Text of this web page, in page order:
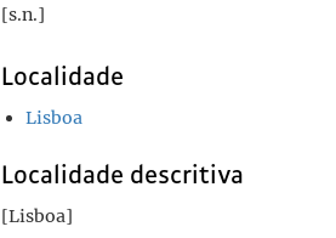
[s.n.]
Localidade
Lisboa
Localidade descritiva
[Lisboa]